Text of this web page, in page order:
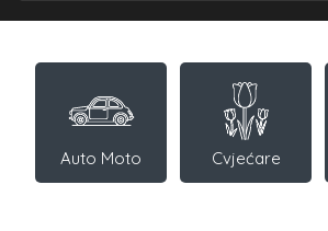
Auto Moto Cvjećare